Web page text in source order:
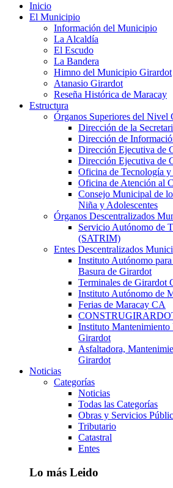
Inicio
El Municipio
Información del Municipio
La Alcaldía
El Escudo
La Bandera
Himno del Municipio Girardot
Atanasio Girardot
Reseña Histórica de Maracay
Estructura
Órganos Superiores del Nivel
Dirección de la
Dirección de
Dirección Ejecutiva de
Dirección Ejecutiva de
Oficina de Tecnología y
Oficina de Atención al
Consejo Municipal de
Niña y Adolescentes
Órganos Descentralizados
Servicio Autónomo de
(SATRIM)
Entes Descentralizados
Instituto Autónomo
Basura de Girardot
Terminales de Girardot
Instituto Autónomo de
Ferias de Maracay CA
Instituto
Girardot
Asfaltadora,
Girardot
Noticias
Categorías
Noticias
Todas las Categorías
Obras y Servicios
Tributario
Catastral
Entes
Lo más Leido